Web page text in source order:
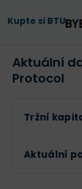
Kupte si BTU
Aktuální
Protocol
Tržní
Aktuální